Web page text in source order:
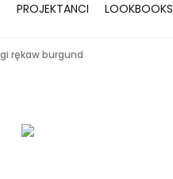
PROJEKTANCI LOOKBOOKS
rękaw burgund